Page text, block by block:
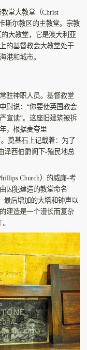
堂大教堂（Christ
斯尔教区的主教堂。宗教
大教堂，它是澳大利亚
的基督教会大教堂处于
港和城市。
驻神职人员。基督教堂
尉说：“你要使英国教会
宣读”。这座旧建筑被拆
，根据麦夸里
。奠基石上记载着：为了
泽西伯爵阁下-殖民地总
Church）的威廉-考
囚犯建造的教堂命名
最后增加的大塔和钟声以
建造是一个漫长而复杂